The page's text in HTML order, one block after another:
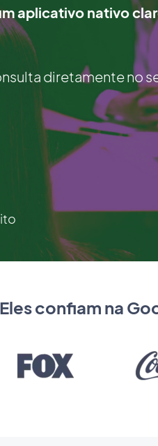
aplicativo nativo
diretamente no
Eles confiam na